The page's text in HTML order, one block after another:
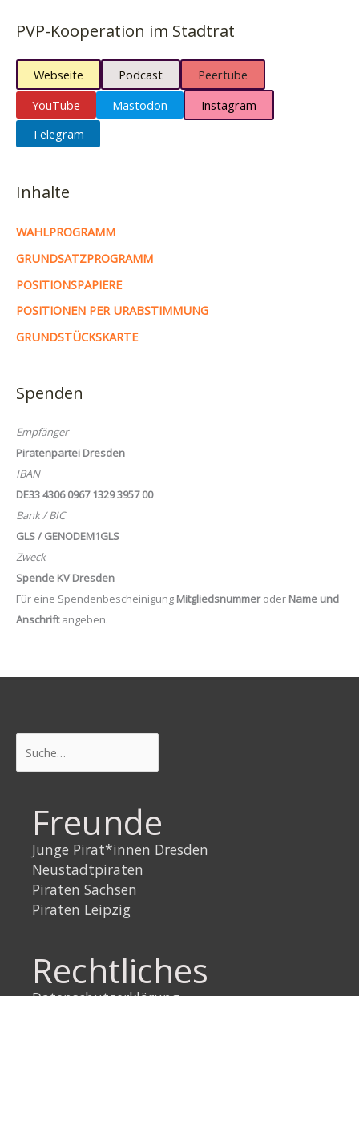
PVP-Kooperation im Stadtrat
Webseite Podcast
Peertube
YouTube
Mastodon
Instagram
Telegram
Inhalte
WAHLPROGRAMM
GRUNDSATZPROGRAMM
POSITIONSPAPIERE
POSITIONEN PER URABSTIMMUNG
GRUNDSTÜCKSKARTE
Spenden
Empfänger
Piratenpartei Dresden
IBAN
DE33 4306 0967 1329 3957 00
Bank / BIC
GLS / GENODEM1GLS
Zweck
Spende KV Dresden
Für eine Spendenbescheinigung Mitgliedsnummeroder Name und
Anschriftangeben.
Freunde
Junge Pirat*innen Dresden
Neustadtpiraten
Piraten Sachsen
Piraten Leipzig
Rechtliches
Datenschutzerklärung